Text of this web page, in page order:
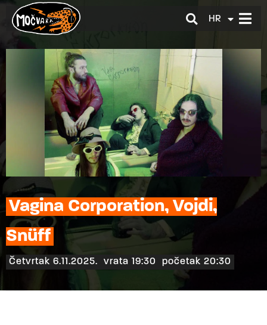
HR
EN
Vagina Corporation, Vojdi,
Snüff
Četvrtak 6.11.2025. vrata 19:30 početak 20:30